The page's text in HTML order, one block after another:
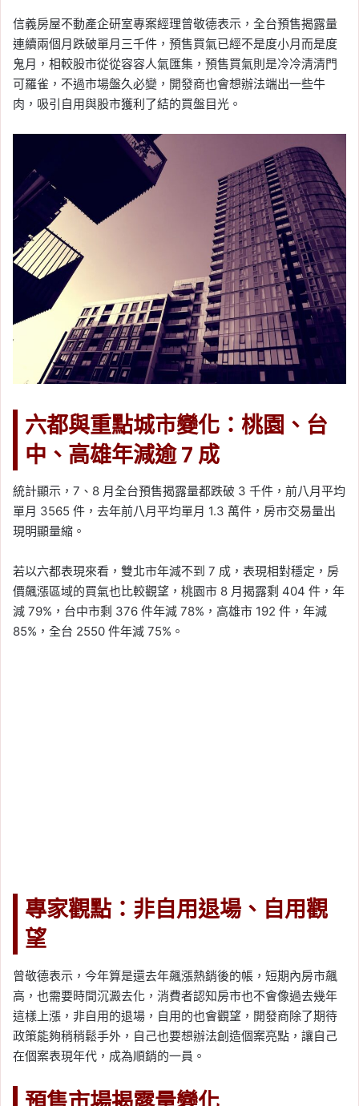
信義房屋不動產企研室專案經理曾敬德表示，全台預售揭露量
連續兩個月跌破單月三千件，預售買氣已經不是度小月而是度
鬼月，相較股市從從容容人氣匯集，預售買氣則是冷冷清清門
可羅雀，不過市場盤久必變，開發商也會想辦法端出一些牛
肉，吸引自用與股市獲利了結的買盤目光。
六都與重點城市變化：桃園、台
中、高雄年減逾 7 成
統計顯示，7、8 月全台預售揭露量都跌破 3 千件，前八月平均
單月 3565 件，去年前八月平均單月 1.3 萬件，房市交易量出
現明顯量縮。
若以六都表現來看，雙北市年減不到 7 成，表現相對穩定，房
價飆漲區域的買氣也比較觀望，桃園市 8 月揭露剩 404 件，年
減 79%，台中市剩 376 件年減 78%，高雄市 192 件，年減
85%，全台 2550 件年減 75%。
專家觀點：非自用退場、自用觀
望
曾敬德表示，今年算是還去年飆漲熱銷後的帳，短期內房市飆
高，也需要時間沉澱去化，消費者認知房市也不會像過去幾年
這樣上漲，非自用的退場，自用的也會觀望，開發商除了期待
政策能夠稍稍鬆手外，自己也要想辦法創造個案亮點，讓自己
在個案表現年代，成為順銷的一員。